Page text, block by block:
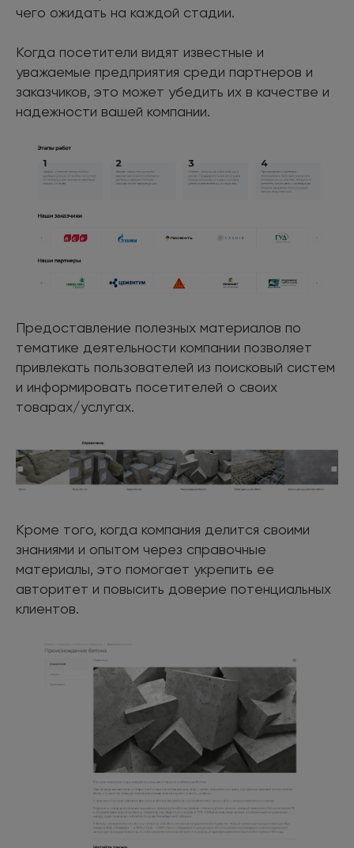
чего ожидать на каждой стадии.
Когда посетители видят известные и
уважаемые предприятия среди партнеров и
заказчиков, это может убедить их в качестве и
надежности вашей компании.
Предоставление полезных материалов по
тематике деятельности компании позволяет
привлекать пользователей из поисковый систем
и информировать посетителей о своих
товарах/услугах.
Кроме того, когда компания делится своими
знаниями и опытом через справочные
материалы, это помогает укрепить ее
авторитет и повысить доверие потенциальных
клиентов.